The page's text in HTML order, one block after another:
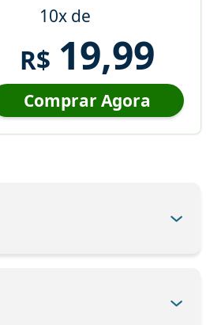
10x de
R$ 19,99
Comprar Agora